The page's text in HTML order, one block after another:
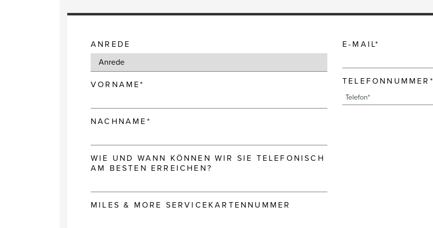
ANREDE
VORNAME*
NACHNAME*
E-MAIL*
TELEFONNUMMER*
WIE UND WANN KÖNNEN WIR SIE TELEFONISCH
AM BESTEN ERREICHEN?
MILES & MORE SERVICEKARTENNUMMER